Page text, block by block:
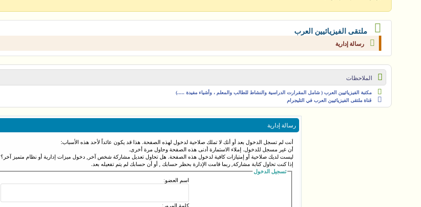
ملتقى الفيزيائيين العرب
رسالة إدارية
الملاحظات
مكتبة الفيزيائيين العرب ( شامل المقرارت الدراسية والنشاط للطالب والمعلم ، وأشياء مفيدة .....)
قناة ملتقى الفيزيائيين العرب في التليجرام
رسالة إدارية
أنت لم تسجل الدخول بعد أو أنك لا تملك صلاحية لدخول لهذه الصفحة. هذا قد يكون عائداً لأحد هذه الأسباب:
أن غير مسجل للدخول. إملاء الاستمارة أدنى هذه الصفحة وحاول مرة أخرى.
ليست لديك صلاحية أو إمتيازات كافية لدخول هذه الصفحة. هل تحاول تعديل مشاركة شخص آخر, دخول ميزات إدارية أو نظام متميز آخر؟
إذا كنت تحاول كتابة مشاركة, ربما قامت الإدارة بحظر حسابك , أو أن حسابك لم يتم تفعيله بعد.
تسجيل الدخول
اسم العضو:
كلمة المرور: